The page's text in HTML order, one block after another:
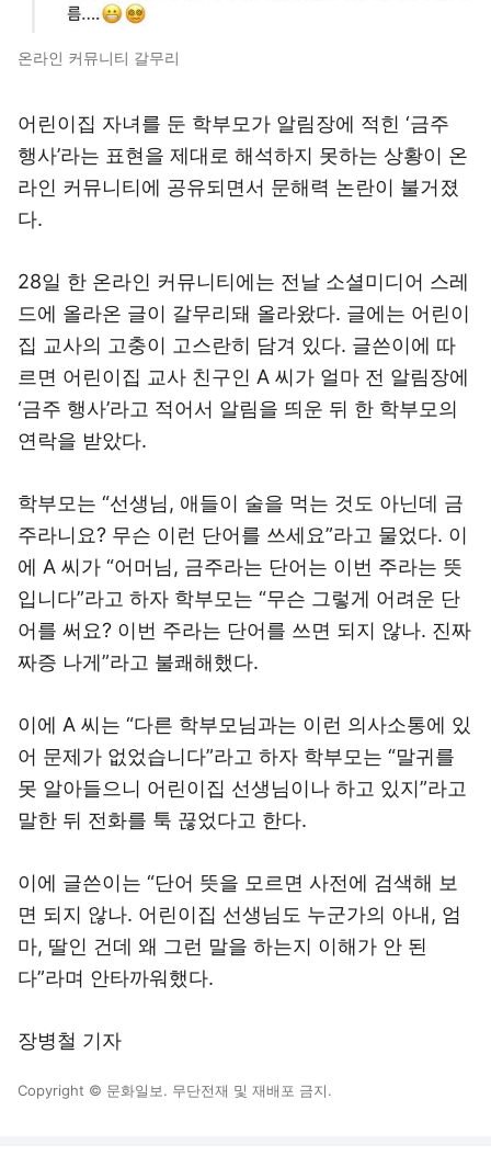
온라인 커뮤니티 갈무리
어린이집 자녀를 둔 학부모가 알림장에 적힌 ‘금주
행사’라는 표현을 제대로 해석하지 못하는 상황이 온
라인 커뮤니티에 공유되면서 문해력 논란이 불거졌
다.
28일 한 온라인 커뮤니티에는 전날 소셜미디어 스레
드에 올라온 글이 갈무리돼 올라왔다. 글에는 어린이
집 교사의 고충이 고스란히 담겨 있다. 글쓴이에 따
르면 어린이집 교사 친구인 A 씨가 얼마 전 알림장에
‘금주 행사’라고 적어서 알림을 띄운 뒤 한 학부모의
연락을 받았다.
학부모는 “선생님, 애들이 술을 먹는 것도 아닌데 금
주라니요? 무슨 이런 단어를 쓰세요”라고 물었다. 이
에 A 씨가 “어머님, 금주라는 단어는 이번 주라는 뜻
입니다”라고 하자 학부모는 “무슨 그렇게 어려운 단
어를 써요? 이번 주라는 단어를 쓰면 되지 않나. 진짜
짜증 나게”라고 불쾌해했다.
이에 A 씨는 “다른 학부모님과는 이런 의사소통에 있
어 문제가 없었습니다”라고 하자 학부모는 “말귀를
못 알아들으니 어린이집 선생님이나 하고 있지”라고
말한 뒤 전화를 툭 끊었다고 한다.
이에 글쓴이는 “단어 뜻을 모르면 사전에 검색해 보
면 되지 않나. 어린이집 선생님도 누군가의 아내, 엄
마, 딸인 건데 왜 그런 말을 하는지 이해가 안 된
다”라며 안타까워했다.
장병철 기자
Copyright © 문화일보. 무단전재 및 재배포 금지.